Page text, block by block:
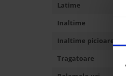
Latime
Inaltime
Inaltime picioare/
Tragatoare